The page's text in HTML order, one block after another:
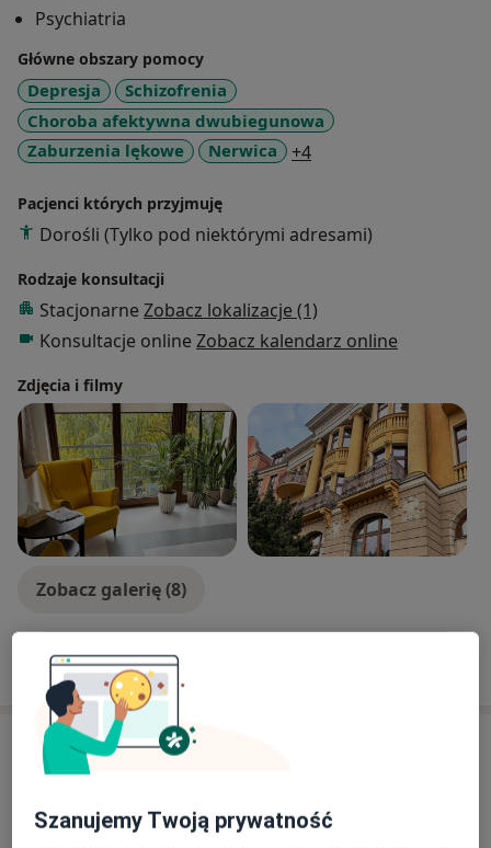
Psychiatria
Główne obszary pomocy
Depresja
Schizofrenia
Choroba afektywna dwubiegunowa
Zaburzenia lękowe
Nerwica +4
Pacjenci których przyjmuję
Dorośli (Tylko pod niektórymi adresami)
Rodzaje konsultacji
Stacjonarne Zobacz lokalizacje (1)
Konsultacje online Zobacz kalendarz online
Zdjęcia i filmy
Zobacz galerię (8)
Aktualności
lek. Łukasz Buluk
Plac Powstańców Śląskich 16-18, 53-314 Wrocław
Szanujemy Twoją prywatność